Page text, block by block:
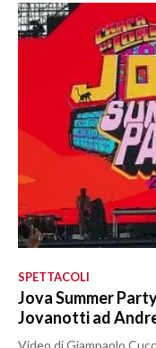
SPETTACOLI
Jova Summer
Jovanotti ad
Video di Giampaolo